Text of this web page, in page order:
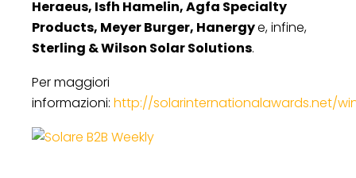
Heraeus, Isfh Hamelin, Agfa Specialty
Products, Meyer Burger, Hanergye, infine,
Sterling & Wilson Solar Solutions.
Per maggiori
informazioni: http://solarinternationalawards.net/